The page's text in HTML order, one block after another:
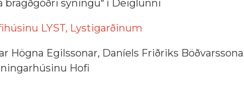
bragðgóðri sýningu“ í Deiglunni
LYST, Lystigarðinum
Högna Egilssonar, Daníels Friðriks
Hofi